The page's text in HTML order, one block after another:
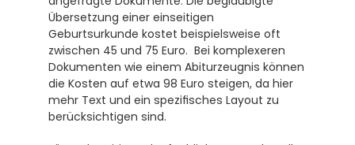
Übersetzung einer einseitigen
Geburtsurkunde kostet beispielsweise oft
zwischen 45 und 75 Euro.  Bei komplexeren
Dokumenten wie einem Abiturzeugnis können
die Kosten auf etwa 98 Euro steigen, da hier
mehr Text und ein spezifisches Layout zu
berücksichtigen sind.